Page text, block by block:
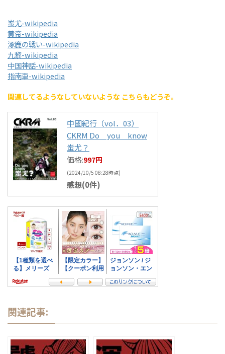
蚩尤-wikipedia
黄帝-wikipedia
涿鹿の戦い-wikipedia
九黎-wikipedia
中国神話-wikipedia
指南車-wikipedia
関連してるようなしていないような こちらもどうぞ。
中國紀行（vol．03）
CKRM Do you know
蚩尤？
価格:997円
(2024/10/5 08:28時点)
感想(0件)
関連記事: